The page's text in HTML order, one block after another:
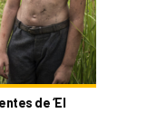
de ‘El